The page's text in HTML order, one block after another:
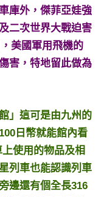
庫外，傑菲亞娃強
二次世界大戰迫害
美國軍用飛機的
害，特地留此做為
」這可是由九州的
日幣就能館內看
使用的物品及相
列車也能認識列車
邊還有個全長316